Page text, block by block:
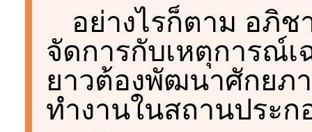
อย่างไรก็ตาม อภิช
จัดการกับเหตุการณ์เ
ยาวต้องพัฒนาศักยภ
ทำงานในสถานประก